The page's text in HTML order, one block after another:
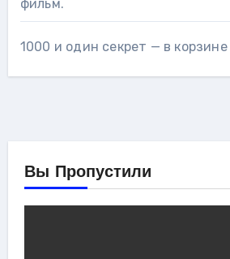
фильм.
1000 и один секрет — в
Вы Пропустили